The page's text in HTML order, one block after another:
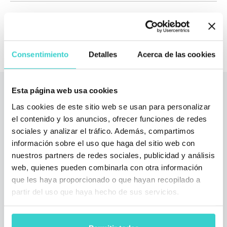
Consentimiento Detalles Acerca de las cookies
Esta página web usa cookies
Las cookies de este sitio web se usan para personalizar
el contenido y los anuncios, ofrecer funciones de redes
sociales y analizar el tráfico. Además, compartimos
información sobre el uso que haga del sitio web con
nuestros partners de redes sociales, publicidad y análisis
web, quienes pueden combinarla con otra información
que les haya proporcionado o que hayan recopilado a
partir del uso que haya hecho de sus servicios.
Lea también